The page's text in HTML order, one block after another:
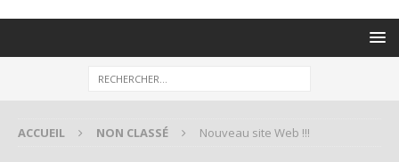
ACCUEIL NON CLASSÉ Nouveau site Web !!!